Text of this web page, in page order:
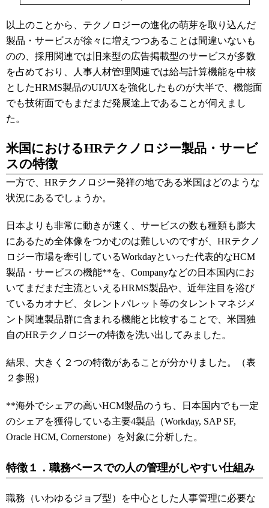
以上のことから、テクノロジーの進化の萌芽を取り込んだ
製品・サービスが徐々に増えつつあることは間違いないも
のの、採用関連では旧来型の広告掲載型のサービスが多数
を占めており、人事人材管理関連では給与計算機能を中核
としたHRMS製品のUI/UXを強化したものが大半で、機能面
でも技術面でもまだまだ発展途上であることが伺えまし
た。
米国におけるHRテクノロジー製品・サービ
スの特徴
一方で、HRテクノロジー発祥の地である米国はどのような
状況にあるでしょうか。
日本よりも非常に動きが速く、サービスの数も種類も膨大
にあるため全体像をつかむのは難しいのですが、HRテクノ
ロジー市場を牽引しているWorkdayといった代表的なHCM
製品・サービスの機能**を、Companyなどの日本国内にお
いてまだまだ主流といえるHRMS製品や、近年注目を浴び
ているカオナビ、タレントパレット等のタレントマネジメ
ント関連製品群に含まれる機能と比較することで、米国独
自のHRテクノロジーの特徴を洗い出してみました。
結果、大きく２つの特徴があることが分かりました。（表
２参照）
**海外でシェアの高いHCM製品のうち、日本国内でも一定
のシェアを獲得している主要4製品（Workday, SAP SF,
Oracle HCM, Cornerstone）を対象に分析した。
特徴１．職務ベースでの人の管理がしやすい仕組み
職務（いわゆるジョブ型）を中心とした人事管理に必要な